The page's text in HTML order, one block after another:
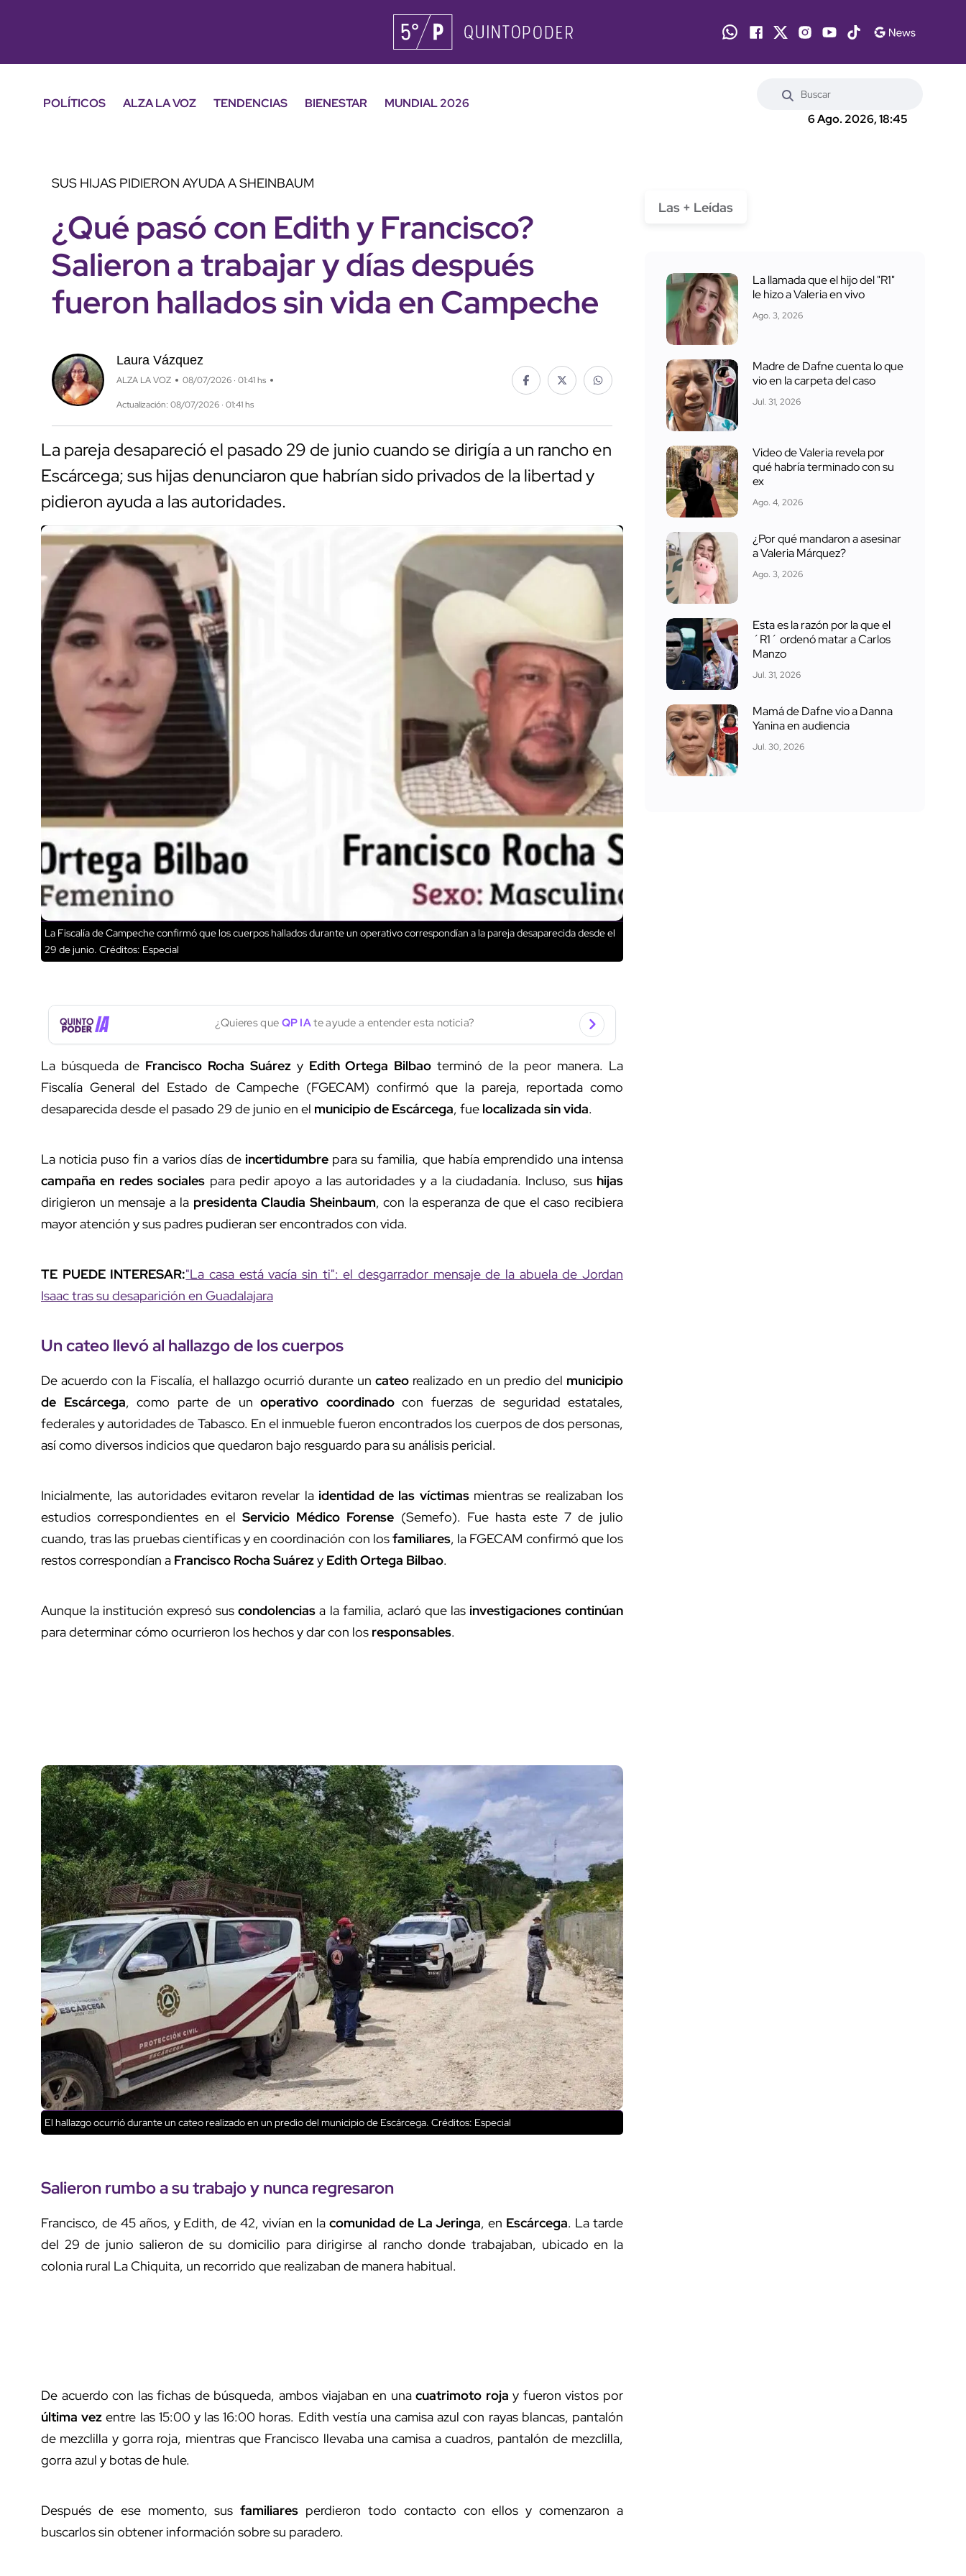
POLÍTICOS ALZA LA VOZ TENDENCIAS BIENESTAR
MUNDIAL 2026
6 Ago. 2026, 18:45
SUS HIJAS PIDIERON AYUDA A SHEINBAUM
¿Qué pasó con Edith y Francisco?
Salieron a trabajar y días después
fueron hallados sin vida en Campeche
Laura Vázquez
ALZA LA VOZ 08/07/2026 · 01:41 hs
Actualización: 08/07/2026 · 01:41 hs
La pareja desapareció el pasado 29 de junio cuando se dirigía a un rancho en
Escárcega; sus hijas denunciaron que habrían sido privados de la libertad y
pidieron ayuda a las autoridades.
La Fiscalía de Campeche confirmó que los cuerpos hallados durante un operativo correspondían a la pareja desaparecida desde el
29 de junio. Créditos: Especial
¿Quieres que QP IAte ayude a entender esta noticia?
La búsqueda de Francisco Rocha Suárezy Edith Ortega Bilbao terminó de la peor manera. La
Fiscalía General del Estado de Campeche (FGECAM) confirmó que la pareja, reportada como
desaparecida desde el pasado 29 de junio en el municipio de Escárcega, fue localizada sin vida.
La noticia puso fin a varios días de incertidumbre para su familia, que había emprendido una intensa
campaña en redes sociales para pedir apoyo a las autoridades y a la ciudadanía. Incluso, sus hijas
dirigieron un mensaje a la presidenta Claudia Sheinbaum, con la esperanza de que el caso recibiera
mayor atención y sus padres pudieran ser encontrados con vida.
TE PUEDE INTERESAR:"La casa está vacía sin ti": el desgarrador mensaje de la abuela de Jordan
Isaac tras su desaparición en Guadalajara
Uncateollevó al hallazgo de los cuerpos
De acuerdo con la Fiscalía, el hallazgo ocurrió durante uncateo realizado en un predio del municipio
de Escárcega, como parte de un operativo coordinadocon fuerzas de seguridad estatales,
federales y autoridades de Tabasco. En el inmueble fueron encontrados los cuerpos de dos personas,
así como diversos indicios que quedaron bajo resguardo para su análisis pericial.
Inicialmente, las autoridades evitaron revelar la identidad de las víctimasmientras se realizaban los
estudios correspondientes en elServicio Médico Forense (Semefo). Fue hasta este 7 de julio
cuando, tras las pruebas científicas y en coordinación con losfamiliares, la FGECAM confirmó que los
restos correspondían a Francisco Rocha Suárezy Edith Ortega Bilbao.
Aunque la institución expresó suscondolencias a la familia, aclaró que las investigaciones continúan
para determinar cómo ocurrieron los hechos y dar con los responsables.
El hallazgo ocurrió durante un cateo realizado en un predio del municipio de Escárcega. Créditos: Especial
Salieron rumbo a su trabajo y nunca regresaron
Francisco, de 45 años, y Edith, de 42, vivían en la comunidad de La Jeringa, en Escárcega. La tarde
del 29 de junio salieron de su domicilio para dirigirse al rancho donde trabajaban, ubicado en la
colonia rural La Chiquita, un recorrido que realizaban de manera habitual.
De acuerdo con las fichas de búsqueda, ambos viajaban en unacuatrimoto roja y fueron vistos por
última vez entre las 15:00 y las 16:00 horas. Edith vestía una camisa azul con rayas blancas, pantalón
de mezclilla y gorra roja, mientras que Francisco llevaba una camisa a cuadros, pantalón de mezclilla,
gorra azul y botas de hule.
Después de ese momento, susfamiliares perdieron todo contacto con ellos y comenzaron a
buscarlos sin obtener información sobre su paradero.
Las + Leídas
La llamada que el hijo del "R1"
le hizo a Valeria en vivo
Ago. 3, 2026
Madre de Dafne cuenta lo que
vio en la carpeta del caso
Jul. 31, 2026
Video de Valeria revela por
qué habría terminado con su
ex
Ago. 4, 2026
¿Por qué mandaron a asesinar
a Valeria Márquez?
Ago. 3, 2026
Esta es la razón por la que el
´R1´ ordenó matar a Carlos
Manzo
Jul. 31, 2026
Mamá de Dafne vio a Danna
Yanina en audiencia
Jul. 30, 2026